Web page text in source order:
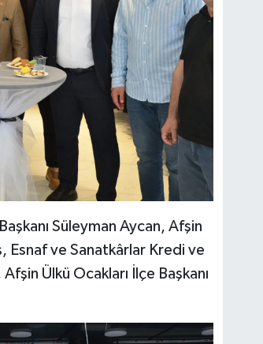
Süleyman Aycan, Afşin
Esnaf ve Sanatkârlar Kredi ve
Ülkü Ocakları İlçe Başkanı